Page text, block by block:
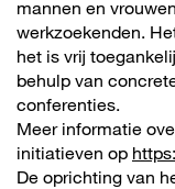
mannen en
werkzoekenden.
het is vrij
behulp van
conferenties.
Meer informatie
initiatieven op
De oprichting van